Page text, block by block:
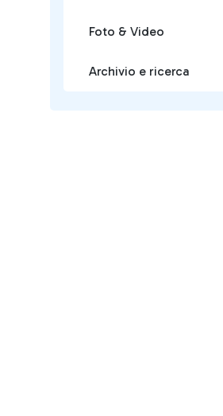
Foto & Video
Archivio e ricerca